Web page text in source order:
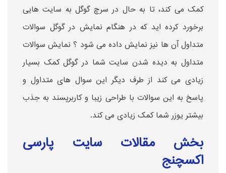
کمک می کند، تا به حال در سرچ گوگل به سایت هایی
برخورد کرده اید که در هنگام نمایش در گوگل سوالات
متداول آن ها نیز نمایش داده می شود ؟ نمایش سوالات
متداول به دیده شدن سایت شما در گوگل کمک بسیار
زیادی می کند از طرف دیگر این سوال های متداول و
پاسخ به این سوالات با طراحی زیبا و کاربرپسند به جذب
بیشتر یوزر شما کمک زیادی می کند.
بخش مقالات سایت پارسی
اکسچنج